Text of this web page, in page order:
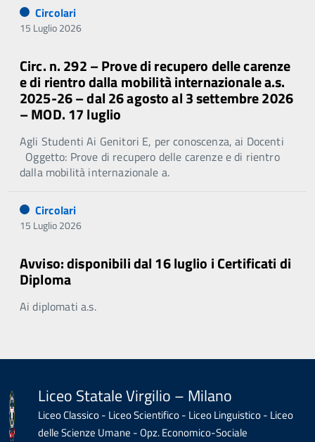
Circolari
15 Luglio 2026
Circ. n. 292 – Prove di recupero delle carenze
e di rientro dalla mobilità internazionale a.s.
2025-26 – dal 26 agosto al 3 settembre 2026
– MOD. 17 luglio
Agli Studenti Ai Genitori E, per conoscenza, ai Docenti
Oggetto: Prove di recupero delle carenze e di rientro
dalla mobilità internazionale a.
Circolari
15 Luglio 2026
Avviso: disponibili dal 16 luglio i Certificati di
Diploma
Ai diplomati a.s.
Liceo Statale Virgilio – Milano
Liceo Classico - Liceo Scientifico - Liceo Linguistico - Liceo
delle Scienze Umane - Opz. Economico-Sociale